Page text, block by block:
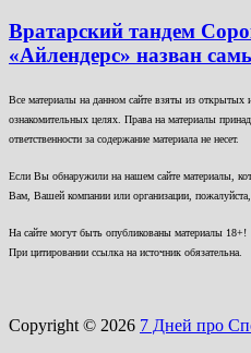
Вратарский тандем
«Айлендерс» назван
Все материалы на данном сайте взяты из открытых
ознакомительных целях. Права на материалы
ответственности за содержание материала не несет.
Если Вы обнаружили на нашем сайте материалы,
Вам, Вашей компании или организации,
На сайте могут быть опубликованы материалы 18+!
При цитировании ссылка на источник обязательна.
Copyright © 2026 7 Дней про